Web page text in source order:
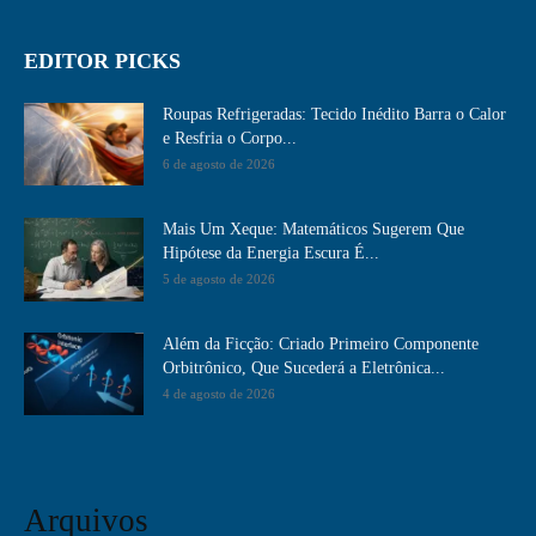
EDITOR PICKS
Roupas Refrigeradas: Tecido Inédito Barra o Calor
e Resfria o Corpo...
6 de agosto de 2026
Mais Um Xeque: Matemáticos Sugerem Que
Hipótese da Energia Escura É...
5 de agosto de 2026
Além da Ficção: Criado Primeiro Componente
Orbitrônico, Que Sucederá a Eletrônica...
4 de agosto de 2026
Arquivos